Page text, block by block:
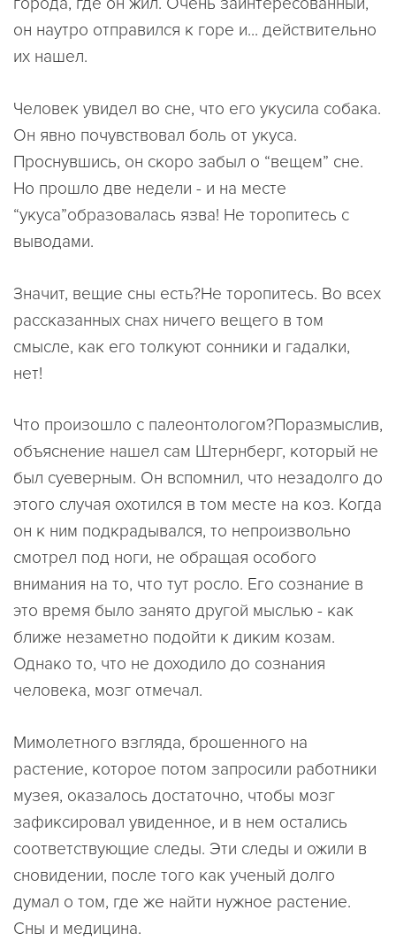
он наутро отправился к горе и... действительно
их нашел.
Человек увидел во сне, что его укусила собака.
Он явно почувствовал боль от укуса.
Проснувшись, он скоро забыл о “вещем” сне.
Но прошло две недели - и на месте
“укуса”образовалась язва! Не торопитесь с
выводами.
Значит, вещие сны есть?Не торопитесь. Во всех
рассказанных снах ничего вещего в том
смысле, как его толкуют сонники и гадалки,
нет!
Что произошло с палеонтологом?Поразмыслив,
объяснение нашел сам Штернберг, который не
был суеверным. Он вспомнил, что незадолго до
этого случая охотился в том месте на коз. Когда
он к ним подкрадывался, то непроизвольно
смотрел под ноги, не обращая особого
внимания на то, что тут росло. Его сознание в
это время было занято другой мыслью - как
ближе незаметно подойти к диким козам.
Однако то, что не доходило до сознания
человека, мозг отмечал.
Мимолетного взгляда, брошенного на
растение, которое потом запросили работники
музея, оказалось достаточно, чтобы мозг
зафиксировал увиденное, и в нем остались
соответствующие следы. Эти следы и ожили в
сновидении, после того как ученый долго
думал о том, где же найти нужное растение.
Сны и медицина.